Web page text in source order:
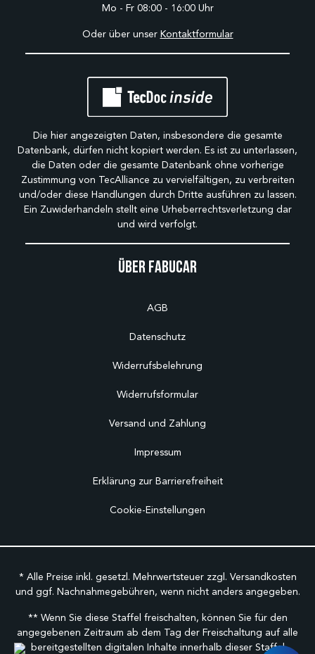
Über Fabucar
AGB
Datenschutz
Widerrufsbelehrung
Widerrufsformular
Versand und Zahlung
Impressum
Erklärung zur Barrierefreiheit
Cookie-Einstellungen
Mo - Fr 08:00 - 16:00 Uhr
Oder über unser Kontaktformular
Die hier angezeigten Daten, insbesondere die gesamte
Datenbank, dürfen nicht kopiert werden. Es ist zu unterlassen,
die Daten oder die gesamte Datenbank ohne vorherige
Zustimmung von TecAlliance zu vervielfältigen, zu verbreiten
und/oder diese Handlungen durch Dritte ausführen zu lassen.
Ein Zuwiderhandeln stellt eine Urheberrechtsverletzung dar
und wird verfolgt.
* Alle Preise inkl. gesetzl. Mehrwertsteuer zzgl. Versandkosten
und ggf. Nachnahmegebühren, wenn nicht anders angegeben.
** Wenn Sie diese Staffel freischalten, können Sie für den
angegebenen Zeitraum ab dem Tag der Freischaltung auf alle
bereitgestellten digitalen Inhalte innerhalb dieser Staffel